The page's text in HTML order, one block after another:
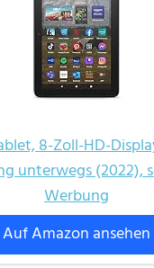
8-Zoll-HD-
unterwegs (2022),
Werbung
Auf Amazon ansehen